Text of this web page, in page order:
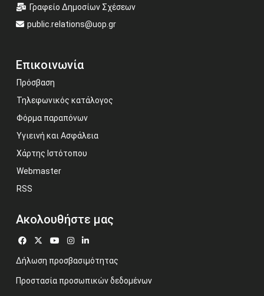
Γραφείο Δημοσίων Σχέσεων
public.relations@uop.gr
Επικοινωνία
Πρόσβαση
Τηλεφωνικός κατάλογος
Φόρμα παραπόνων
Υγιεινή και Ασφάλεια
Χάρτης Ιστότοπου
Webmaster
RSS
Ακολουθήστε μας
Δήλωση προσβασιμότητας
Προστασία προσωπικών δεδομένων